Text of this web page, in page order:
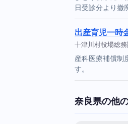
日受診分より撤
出産育児一時
十津川村役場総
産科医療補償制
す。
奈良県の他